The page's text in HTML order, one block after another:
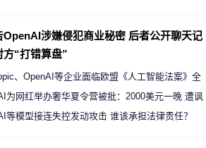
OpenAI涉嫌侵犯商业秘密 后者公开聊天记
方“打错算盘”
、OpenAI等企业面临欧盟《人工智能法案》全
审查
为网红举办奢华夏令营被批：2000美元一晚 遭讽
等模型接连失控发动攻击 谁该承担法律责任？